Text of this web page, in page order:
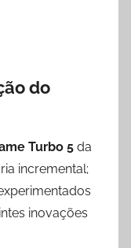
do
Turbo 5 da
incremental;
inovações